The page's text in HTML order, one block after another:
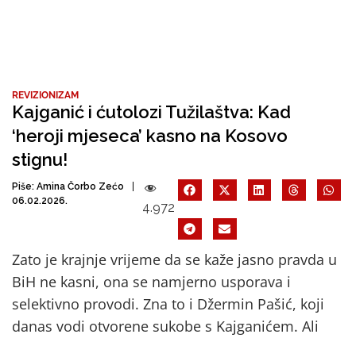
REVIZIONIZAM
Kajganić i ćutolozi Tužilaštva: Kad
‘heroji mjeseca’ kasno na Kosovo
stignu!
Piše: Amina Čorbo Zećo
06.02.2026.
4.972
Zato je krajnje vrijeme da se kaže jasno pravda u
BiH ne kasni, ona se namjerno usporava i
selektivno provodi. Zna to i Džermin Pašić, koji
danas vodi otvorene sukobe s Kajganićem. Ali